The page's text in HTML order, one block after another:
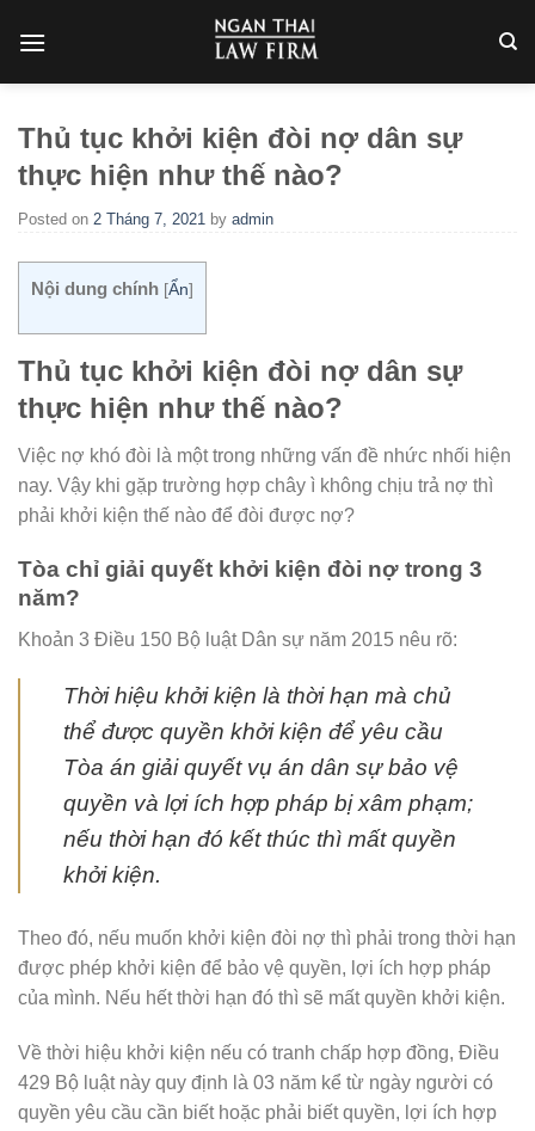
Thủ tục khởi kiện đòi nợ dân sự
thực hiện như thế nào?
Posted on 2 Tháng 7, 2021 by admin
Nội dung chính [Ẩn]
Thủ tục khởi kiện đòi nợ dân sự
thực hiện như thế nào?
Việc nợ khó đòi là một trong những vấn đề nhức nhối hiện
nay. Vậy khi gặp trường hợp chây ì không chịu trả nợ thì
phải khởi kiện thế nào để đòi được nợ?
Tòa chỉ giải quyết khởi kiện đòi nợ trong 3
năm?
Khoản 3 Điều 150 Bộ luật Dân sự năm 2015 nêu rõ:
Thời hiệu khởi kiện là thời hạn mà chủ
thể được quyền khởi kiện để yêu cầu
Tòa án giải quyết vụ án dân sự bảo vệ
quyền và lợi ích hợp pháp bị xâm phạm;
nếu thời hạn đó kết thúc thì mất quyền
khởi kiện.
Theo đó, nếu muốn khởi kiện đòi nợ thì phải trong thời hạn
được phép khởi kiện để bảo vệ quyền, lợi ích hợp pháp
của mình. Nếu hết thời hạn đó thì sẽ mất quyền khởi kiện.
Về thời hiệu khởi kiện nếu có tranh chấp hợp đồng, Điều
429 Bộ luật này quy định là 03 năm kể từ ngày người có
quyền yêu cầu cần biết hoặc phải biết quyền, lợi ích hợp